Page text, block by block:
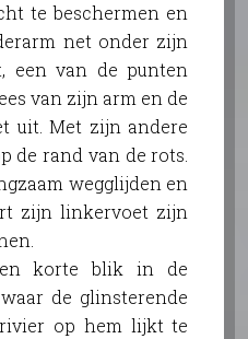
te beschermen en
net onder zijn
een van de punten
van zijn arm en de
uit. Met zijn andere
de rand van de rots.
wegglijden en
zijn linkervoet zijn
korte blik in de
de glinsterende
op hem lijkt te